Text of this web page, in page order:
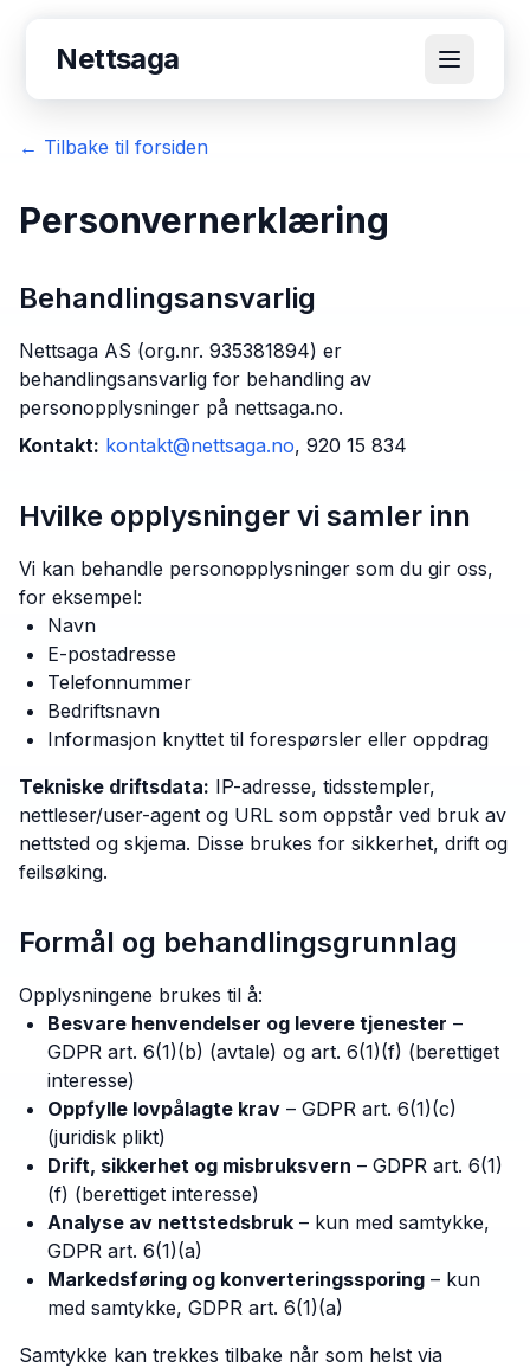
Nettsaga
← Tilbake til forsiden
Personvernerklæring
Behandlingsansvarlig
Nettsaga AS (org.nr. 935381894) er
behandlingsansvarlig for behandling av
personopplysninger på nettsaga.no.
Kontakt: kontakt@nettsaga.no, 920 15 834
Hvilke opplysninger vi samler inn
Vi kan behandle personopplysninger som du gir oss,
for eksempel:
Navn
E-postadresse
Telefonnummer
Bedriftsnavn
Informasjon knyttet til forespørsler eller oppdrag
Tekniske driftsdata: IP-adresse, tidsstempler,
nettleser/user-agent og URL som oppstår ved bruk av
nettsted og skjema. Disse brukes for sikkerhet, drift og
feilsøking.
Formål og behandlingsgrunnlag
Opplysningene brukes til å:
Besvare henvendelser og levere tjenester –
GDPR art. 6(1)(b) (avtale) og art. 6(1)(f) (berettiget
interesse)
Oppfylle lovpålagte krav – GDPR art. 6(1)(c)
(juridisk plikt)
Drift, sikkerhet og misbruksvern – GDPR art. 6(1)
(f) (berettiget interesse)
Analyse av nettstedsbruk – kun med samtykke,
GDPR art. 6(1)(a)
Markedsføring og konverteringssporing – kun
med samtykke, GDPR art. 6(1)(a)
Samtykke kan trekkes tilbake når som helst via